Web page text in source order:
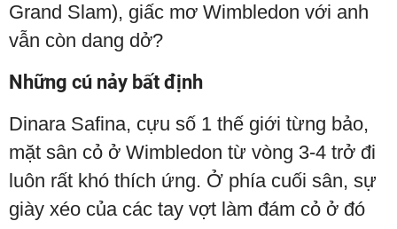
Grand Slam), giấc mơ Wimbledon với anh
vẫn còn dang dở?
Những cú nảy bất định
Dinara Safina, cựu số 1 thế giới từng bảo,
mặt sân cỏ ở Wimbledon từ vòng 3-4 trở đi
luôn rất khó thích ứng. Ở phía cuối sân, sự
giày xéo của các tay vợt làm đám cỏ ở đó